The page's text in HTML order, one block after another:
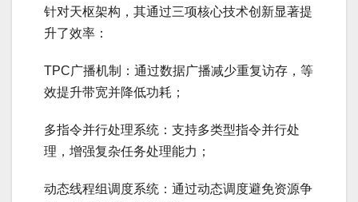
针对天枢架构，其通过三项核心技术创新显著提
升了效率：
TPC广播机制：通过数据广播减少重复访存，等
效提升带宽并降低功耗；
多指令并行处理系统：支持多类型指令并行处
理，增强复杂任务处理能力；
动态线程组调度系统：通过动态调度避免资源争